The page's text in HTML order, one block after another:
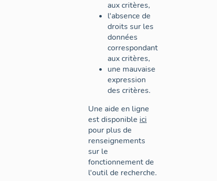
aux critères,
l'absence de
droits sur les
données
correspondant
aux critères,
une mauvaise
expression
des critères.
Une aide en ligne
est disponible ici
pour plus de
renseignements
sur le
fonctionnement de
l'outil de recherche.